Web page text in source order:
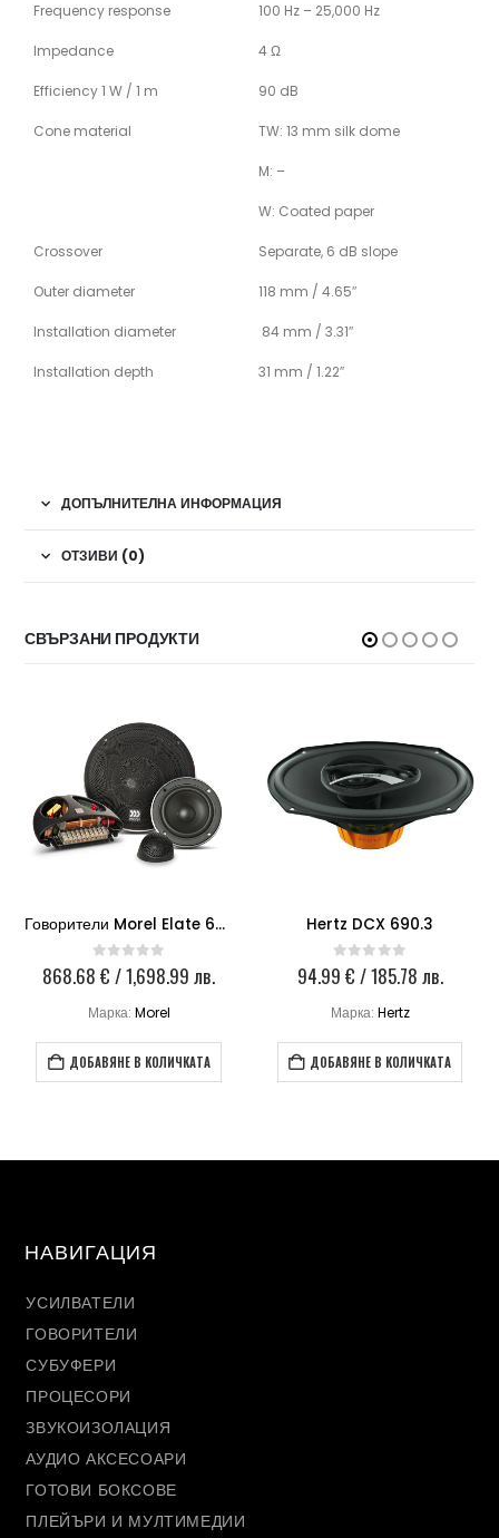
Frequency response 100 Hz – 25,000 Hz
Impedance 4 Ω
Efficiency 1 W / 1 m 90 dB
Cone material TW: 13 mm silk dome
M: –
W: Coated paper
Crossover Separate, 6 dB slope
Outer diameter 118 mm / 4.65″
Installation diameter 84 mm / 3.31″
Installation depth 31 mm / 1.22″
ДОПЪЛНИТЕЛНА ИНФОРМАЦИЯ
ОТЗИВИ (0)
СВЪРЗАНИ ПРОДУКТИ
Говорители Morel Elate 603 3-WAY
0 out of 5
868.68€ / 1,698.99 лв.
Марка: Morel
ДОБАВЯНЕ В КОЛИЧКАТА
Hertz DCX 690.3
0 out of 5
94.99 € / 185.78 лв.
Марка: Hertz
ДОБАВЯНЕ В КОЛИЧКАТА
НАВИГАЦИЯ
УСИЛВАТЕЛИ
ГОВОРИТЕЛИ
СУБУФЕРИ
ПРОЦЕСОРИ
ЗВУКОИЗОЛАЦИЯ
АУДИО АКСЕСОАРИ
ГОТОВИ БОКСОВЕ
ПЛЕЙЪРИ И МУЛТИМЕДИИ